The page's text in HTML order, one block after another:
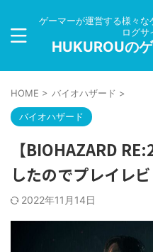
ゲーマーが運営する様々
ログサ
HUKUROUの
HOME > バイオハザード >
バイオハザード
【BIOHAZARD
したのでプレイレ
2022年11月14日